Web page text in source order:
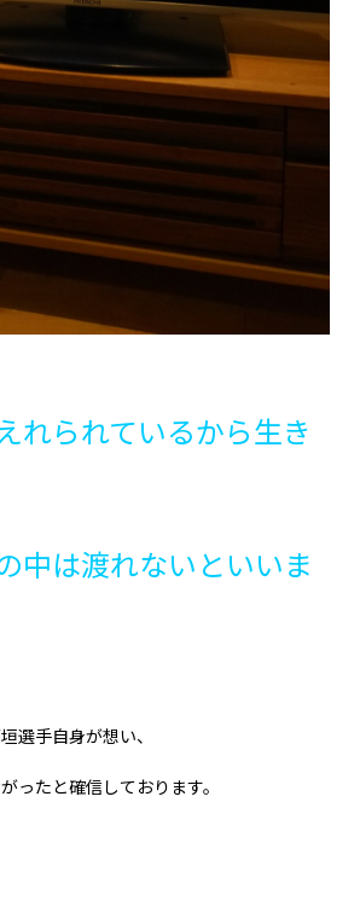
れられているから生き
中は渡れないといいま
選手自身が想い、
ったと確信しております。